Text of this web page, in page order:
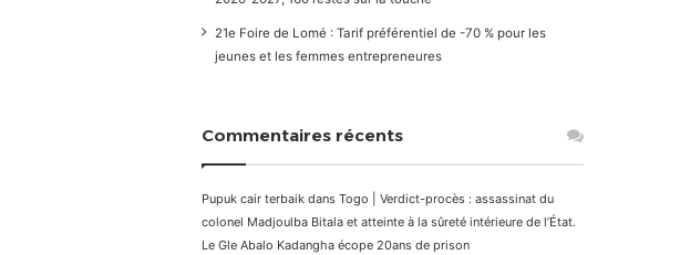
21e Foire de Lomé : Tarif préférentiel de -70 % pour les
jeunes et les femmes entrepreneures
Commentaires récents
Pupuk cair terbaik dans Togo | Verdict-procès : assassinat du
colonel Madjoulba Bitala et atteinte à la sûreté intérieure de l’État.
Le Gle Abalo Kadangha écope 20ans de prison